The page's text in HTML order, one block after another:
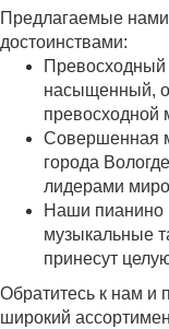
Предлагаемые
достоинствами:
Превосходный
насыщенный,
превосходной
Совершенная
города
лидерами
Наши пианино
музыкальные
принесут
Обратитесь к нам и
широкий